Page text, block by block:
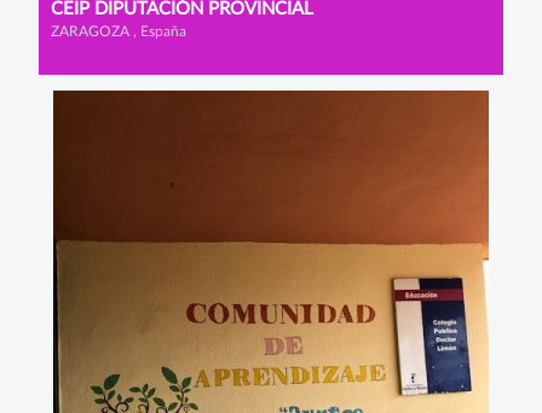
CEIP DIPUTACIÓN PROVINCIAL
ZARAGOZA , España